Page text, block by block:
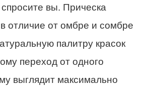
вы. Прическа
отличие от омбре и сомбре
палитру красок
переход от одного
выглядит максимально